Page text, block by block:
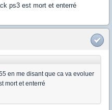
ps3 est mort et enterré
en me disant que ca va evoluer
mort et enterré